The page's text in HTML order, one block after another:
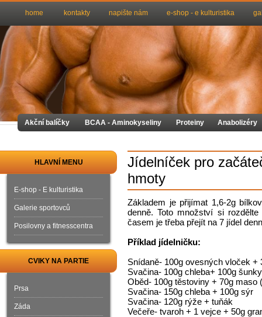
Jídelníček pro
hmoty
Základem je přijímat 1,6-2g
denně. Toto množství si
časem je třeba přejít na 7 jídel
Příklad jídelničku:
Snídaně- 100g ovesných vloček +
Svačina- 100g chleba+ 100g šunky
Oběd- 100g těstoviny + 70g maso
Svačina- 150g chleba + 100g sýr
Svačina- 120g rýže + tuňák
Večeře- tvaroh + 1 vejce + 50g
HLAVNÍ MENU
E-shop - E kulturistika
Galerie sportovců
Posilovny a fitnesscentra
CVIKY NA PARTIE
Prsa
Záda
home kontakty napište nám e-shop - e kulturistika
Akční balíčky BCAA - Aminokyseliny Proteiny Anabolizéry